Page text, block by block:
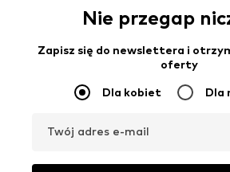
Nie przegap
Zapisz się do newslettera i
oferty
Dla kobiet Dla
Twój adres e-mail